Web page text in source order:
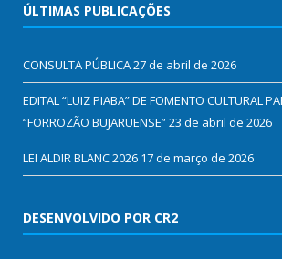
ÚLTIMAS PUBLICAÇÕES
CONSULTA PÚBLICA27 de abril de 2026
EDITAL “LUIZ PIABA” DE FOMENTO CULTURAL
“FORROZÃO BUJARUENSE”23 de abril de 2026
LEI ALDIR BLANC 2026 17 de março de 2026
DESENVOLVIDO POR CR2